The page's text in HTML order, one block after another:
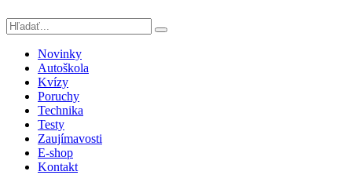
Novinky
Autoškola
Kvízy
Poruchy
Technika
Testy
Zaujímavosti
E-shop
Kontakt